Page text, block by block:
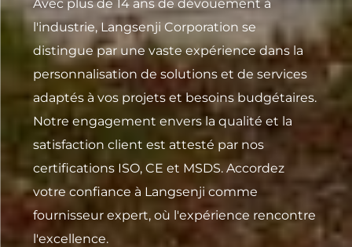
Avec plus de 14 ans de dévouement à
l'industrie, Langsenji Corporation se
distingue par une vaste expérience dans la
personnalisation de solutions et de services
adaptés à vos projets et besoins budgétaires.
Notre engagement envers la qualité et la
satisfaction client est attesté par nos
certifications ISO, CE et MSDS. Accordez
votre confiance à Langsenji comme
fournisseur expert, où l'expérience rencontre
l'excellence.